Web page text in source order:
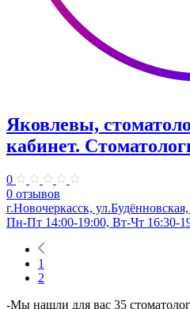
Яковлевы,
кабинет.
0
0 отзывов
г.Новочеркасск,
Пн-Пт 14:00-19:00, Вт-Чт 16:30-
1
2
-Мы нашли для вас 35